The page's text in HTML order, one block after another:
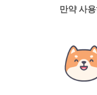
만약 사